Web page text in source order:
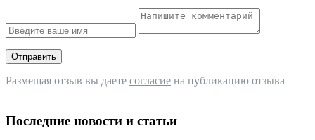
Отправить
Размещая отзыв вы даете согласие на публикацию отзыва
Последние новости и статьи